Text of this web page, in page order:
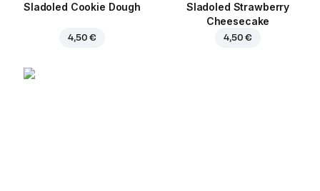
Sladoled Cookie Dough
4,50 €
Sladoled Strawberry
Cheesecake
4,50 €